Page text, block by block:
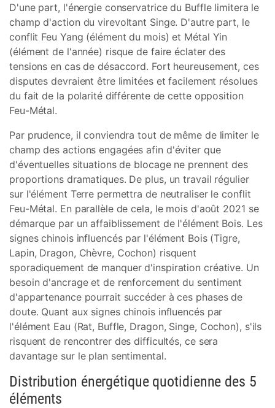
D'une part, l'énergie conservatrice du Buffle limitera le
champ d'action du virevoltant Singe. D'autre part, le
conflit Feu Yang (élément du mois) et Métal Yin
(élément de l'année) risque de faire éclater des
tensions en cas de désaccord. Fort heureusement, ces
disputes devraient être limitées et facilement résolues
du fait de la polarité différente de cette opposition
Feu-Métal.
Par prudence, il conviendra tout de même de limiter le
champ des actions engagées afin d'éviter que
d'éventuelles situations de blocage ne prennent des
proportions dramatiques. De plus, un travail régulier
sur l'élément Terre permettra de neutraliser le conflit
Feu-Métal. En parallèle de cela, le mois d'août 2021 se
démarque par un affaiblissement de l'élément Bois. Les
signes chinois influencés par l'élément Bois (Tigre,
Lapin, Dragon, Chèvre, Cochon) risquent
sporadiquement de manquer d'inspiration créative. Un
besoin d'ancrage et de renforcement du sentiment
d'appartenance pourrait succéder à ces phases de
doute. Quant aux signes chinois influencés par
l'élément Eau (Rat, Buffle, Dragon, Singe, Cochon), s'ils
risquent de rencontrer des difficultés, ce sera
davantage sur le plan sentimental.
Distribution énergétique quotidienne des 5
éléments